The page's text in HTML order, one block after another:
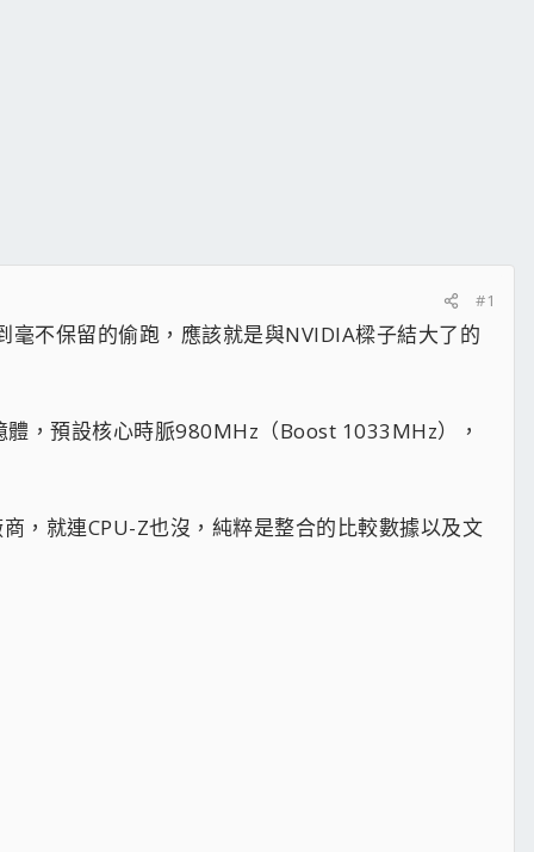
#1
不保留的偷跑，應該就是與NVIDIA樑子結大了的
，預設核心時脈980MHz（Boost 1033MHz），
，就連CPU-Z也沒，純粹是整合的比較數據以及文